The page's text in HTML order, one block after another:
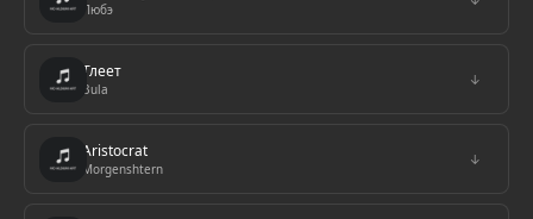
Любэ
Тлеет
Bula
↓
Aristocrat
Morgenshtern
↓